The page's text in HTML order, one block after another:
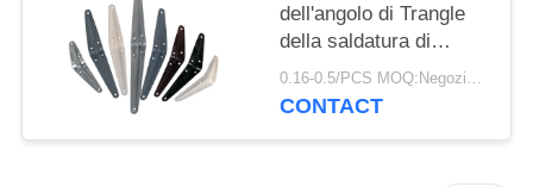
dell'angolo di Trangle
della saldatura di
acciaio del
supermercato
0.16-0.5/PCS MOQ:Negoziabile
CONTACT